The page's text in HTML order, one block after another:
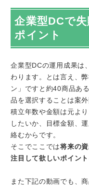
企業型DCで
ポイント
企業型DCの運用成果は
わります。とは言え、
ン」ですと約40商品あ
品を選択することは案外
積立年数や金額は元よ
したいか、目標金額、
絡むからです。
そこでここでは将来の
注目して欲しいポイン
また下記の動画でも、